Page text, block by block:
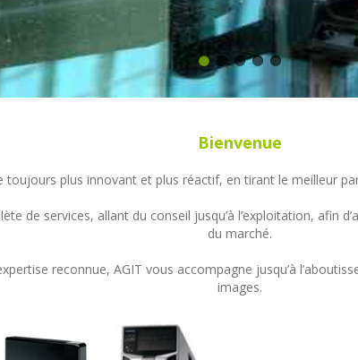
Bienvenue
toujours plus innovant et plus réactif, en tirant le meilleur
de services, allant du conseil jusqu’à l’exploitation, afin
du marché.
reconnue, AGIT vous accompagne jusqu’à
images.